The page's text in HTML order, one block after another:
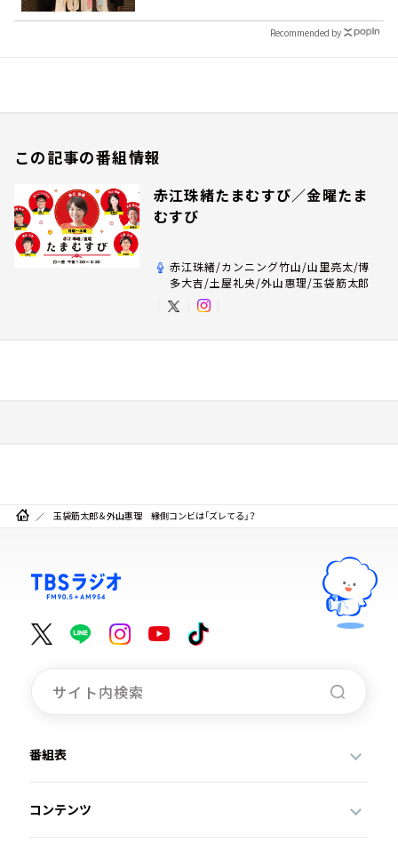
Recommended by
この記事の番組情報
赤江珠緒たまむすび／金曜たま
むすび
赤江珠緒/カンニング竹山/山里亮太/博
多大吉/土屋礼央/外山惠理/玉袋筋太郎
玉袋筋太郎＆外山惠理 縁側コンビは「ズレてる」？
番組表
コンテンツ